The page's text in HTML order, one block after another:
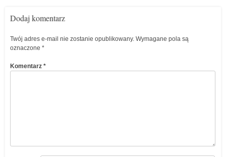
Dodaj komentarz
Twój adres e-mail nie zostanie opublikowany. Wymagane pola są
oznaczone *
Komentarz *